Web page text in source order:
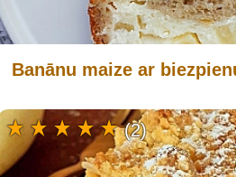
Banānu maize ar
(2)